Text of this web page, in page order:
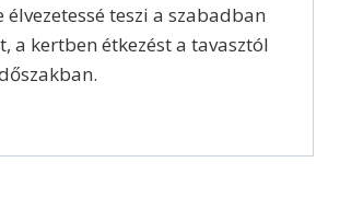
élvezetessé teszi a szabadban
a kertben étkezést a tavasztól